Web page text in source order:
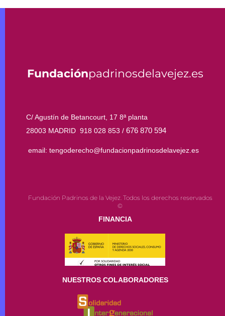
Fundaciónpadrinosdelavejez.es
C/ Agustín de Betancourt, 17 8ª planta
28003 MADRID 918 028 853 /676 870 594
email: tengoderecho@fundacionpadrinosdelavejez.es
Fundación Padrinos de la Vejez. Todos los derechos reservados
©
FINANCIA
NUESTROS COLABORADORES